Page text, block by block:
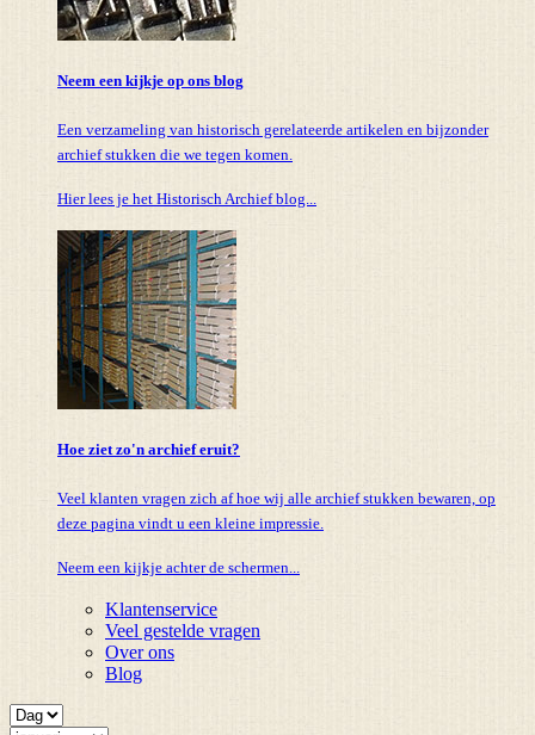
Neem een kijkje op ons blog
Een verzameling van historisch gerelateerde artikelen en bijzonder
archief stukken die we tegen komen.
Hier lees je het Historisch Archief blog...
Hoe ziet zo'n archief eruit?
Veel klanten vragen zich af hoe wij alle archief stukken bewaren, op
deze pagina vindt u een kleine impressie.
Neem een kijkje achter de schermen...
Klantenservice
Veel gestelde vragen
Over ons
Blog